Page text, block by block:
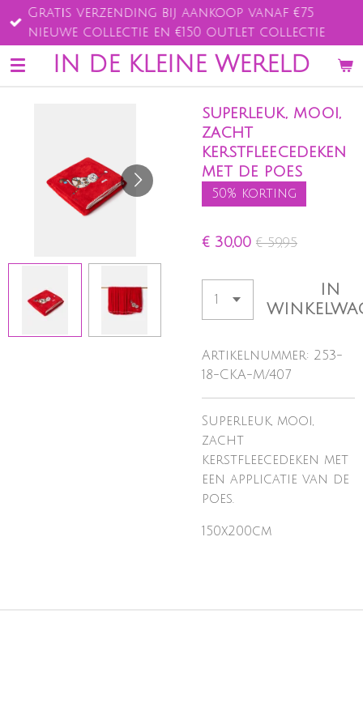
Ga
direct
naar
de
IN DE KLEINE WERELD
Gratis verzending bij aankoop vanaf €75
nieuwe collectie en €150 outlet collectie
superleuk, mooi,
zacht
kerstfleecedeken
met de poes
50% korting
€ 30,00 € 59,95
IN
Artikelnummer: 253-
18-CKA-M/407
Superleuk, mooi,
zacht
kerstfleecedeken met
een applicatie van de
poes.
150x200cm